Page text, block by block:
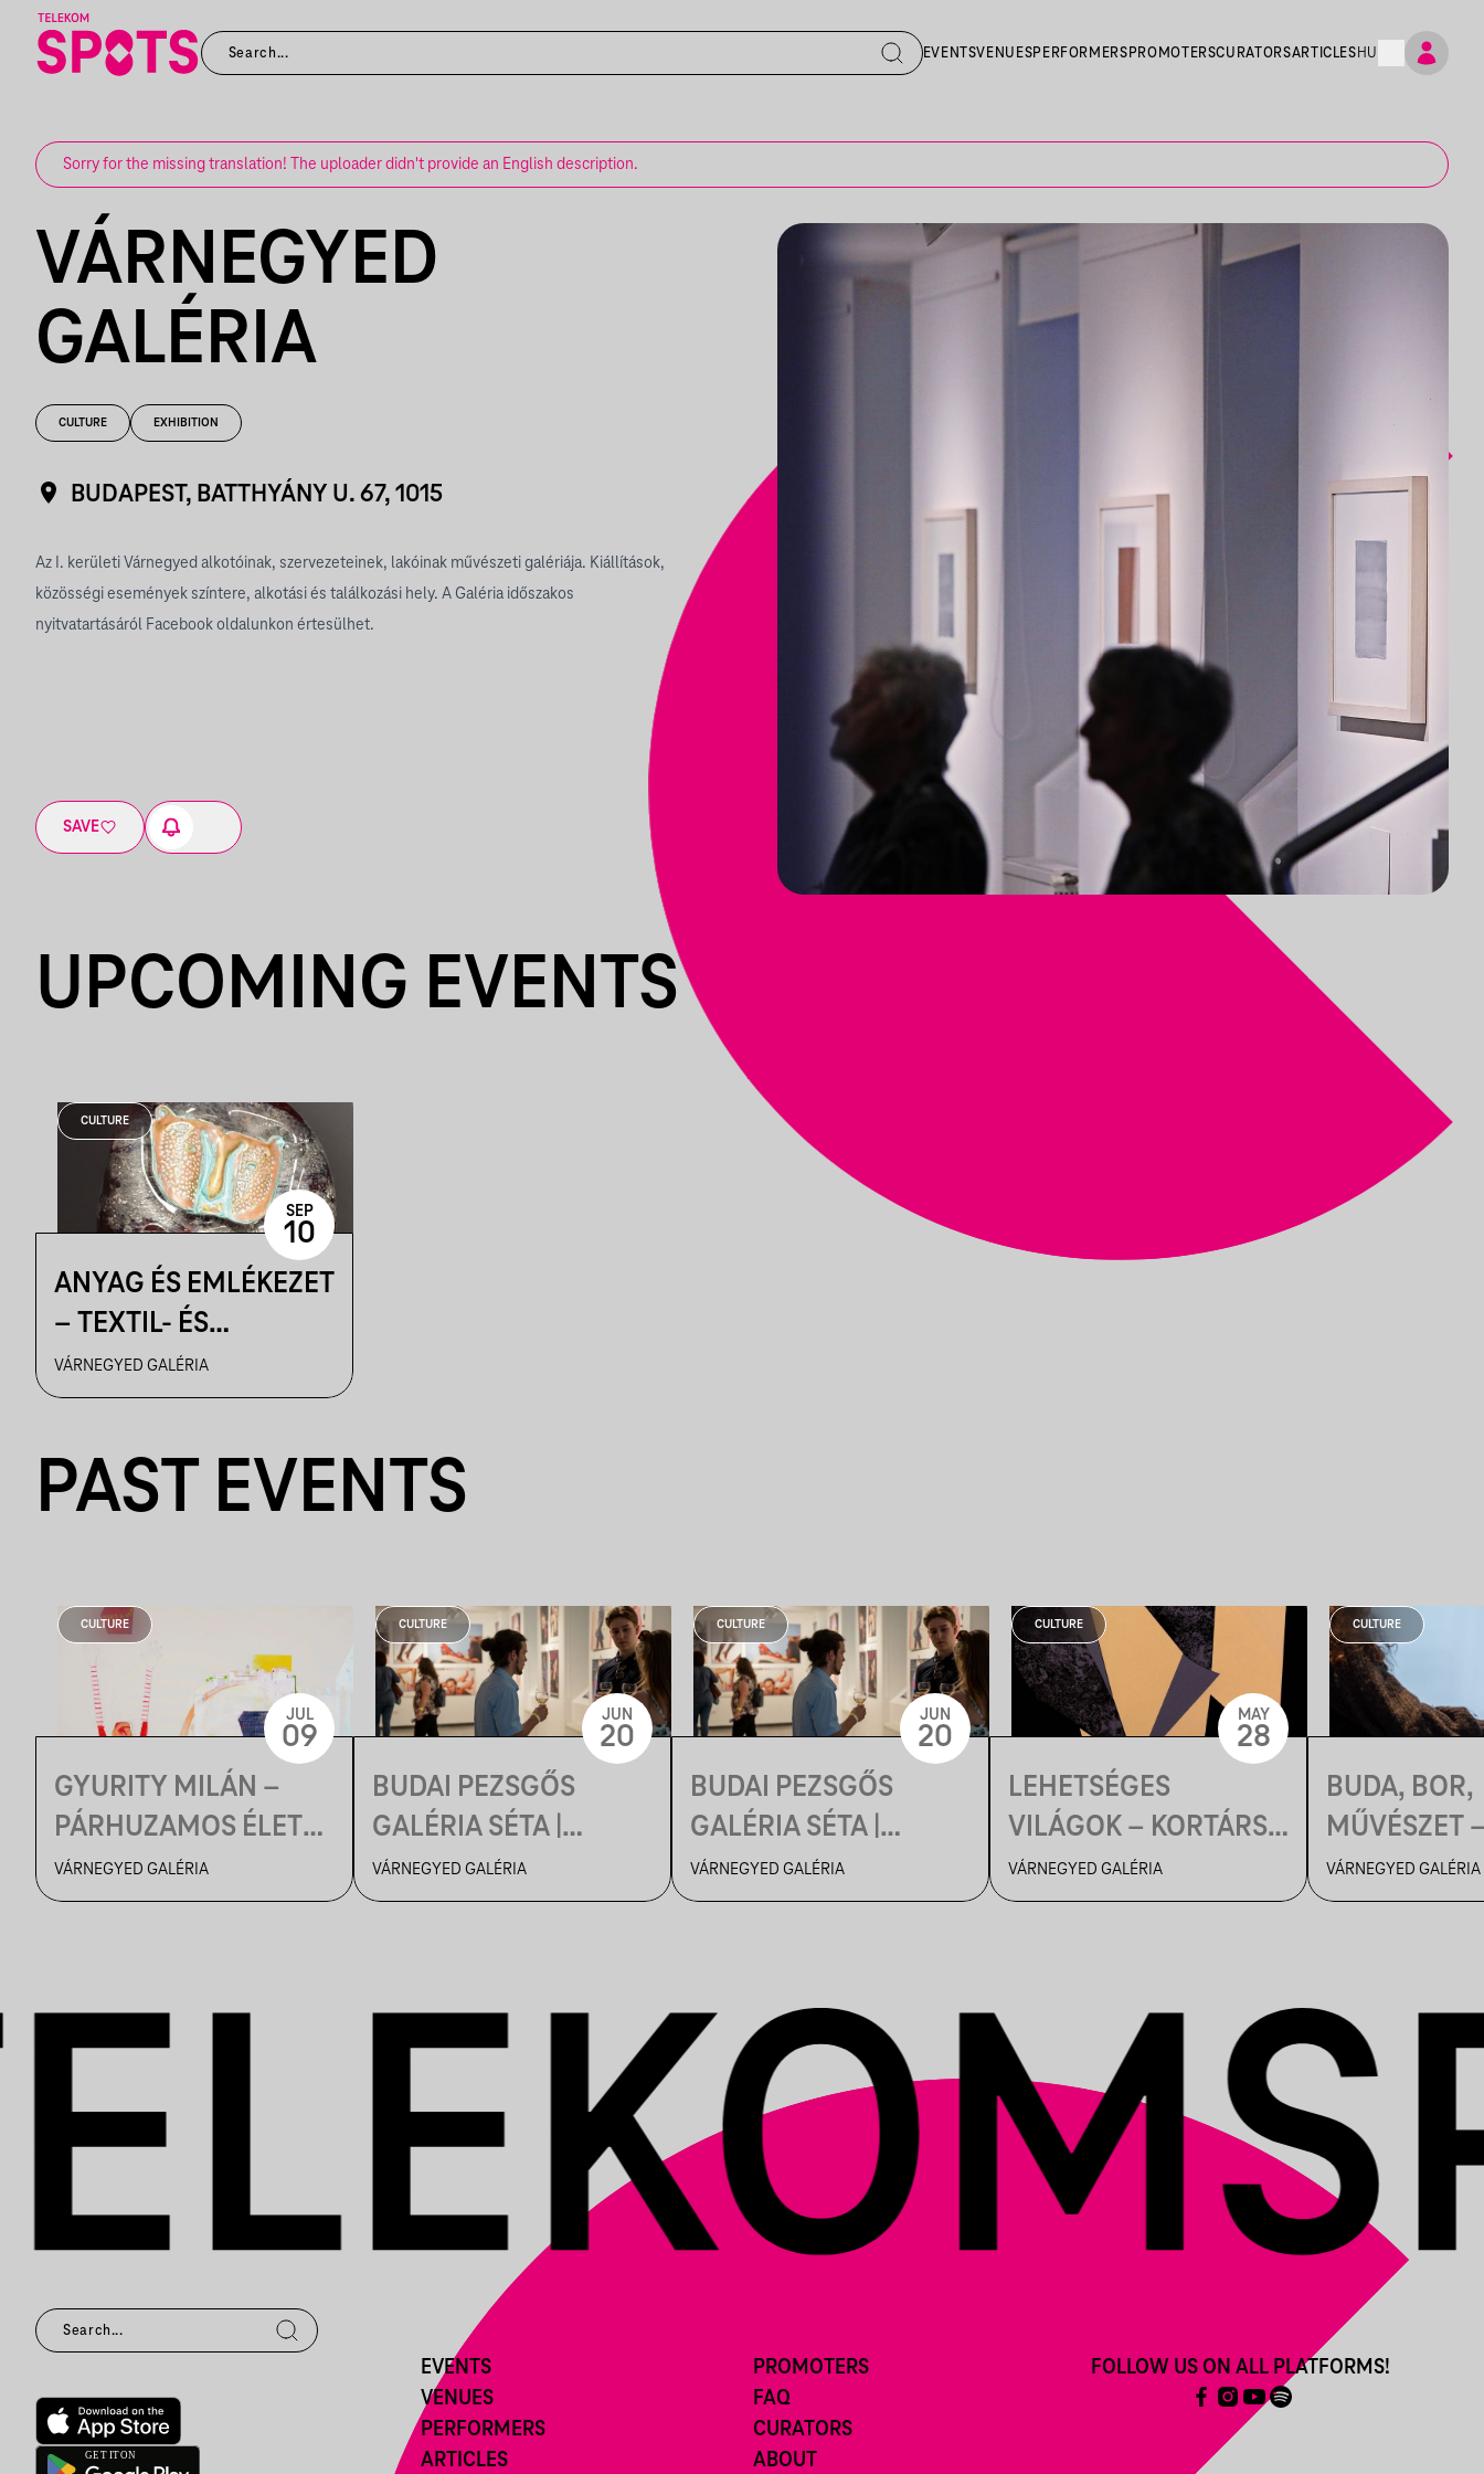
EVENTSVENUESPERFORMERS PROMOTERSCURATORSARTICLES HU
Sorry for the missing translation! The uploader didn't provide an English description.
VÁRNEGYED
GALÉRIA
CULTURE EXHIBITION
BUDAPEST, BATTHYÁNY U. 67, 1015
Az I. kerületi Várnegyed alkotóinak, szervezeteinek, lakóinak művészeti galériája. Kiállítások,
közösségi események színtere, alkotási és találkozási hely. A Galéria időszakos
nyitvatartásáról Facebook oldalunkon értesülhet.
SAVE
UPCOMING EVENTS
CULTURE
ANYAG ÉS EMLÉKEZET
– TEXTIL- ÉS
ÜVEGMŰVÉSZETI
REFLEXIÓK | MAGYAR
IPARMŰVÉSZEK
VÁRNEGYED GALÉRIA
SEP
10
PAST EVENTS
CULTURE
GYURITY MILÁN –
PÁRHUZAMOS ÉLETEK
| MEGNYITÓ
VÁRNEGYED GALÉRIA
JUL
09
CULTURE
BUDAI PEZSGŐS
GALÉRIA SÉTA |
MÚZEUMOK
ÉJSZAKÁJA
VÁRNEGYED GALÉRIA
JUN
20
CULTURE
BUDAI PEZSGŐS
GALÉRIA SÉTA |
MÚZEUMOK
ÉJSZAKÁJA
VÁRNEGYED GALÉRIA
JUN
20
CULTURE
LEHETSÉGES
VILÁGOK – KORTÁRS
MAGYAR GRAFIKAI
KIÁLLÍTÁS |
VÁRNEGYED GALÉRIA
MAY
28
CULTURE
BUDA, BOR,
MŰVÉSZET
VÁRNEGYED GALÉRIA
EVENTS
VENUES
PERFORMERS
ARTICLES
PROMOTERS
FAQ
CURATORS
ABOUT
FOLLOW US ON ALL PLATFORMS!